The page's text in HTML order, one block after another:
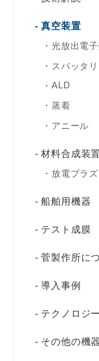
真空装置
光放出電
スパッタ
ALD
蒸着
アニール
材料合成装置
放電プラ
船舶用機器
テスト成膜
菅製作所に
導入事例
テクノロジ
その他の機器